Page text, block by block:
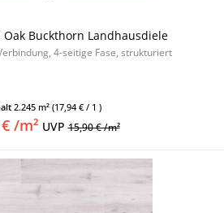
Buckthorn Landhausdiele
4-seitige Fase, strukturiert
2.245 m² (17,94 € / 1 )
/m² UVP15,90 € /m²